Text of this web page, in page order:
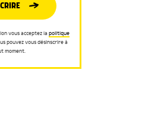
vous acceptez la politique
pouvez vous désinscrire à
moment.